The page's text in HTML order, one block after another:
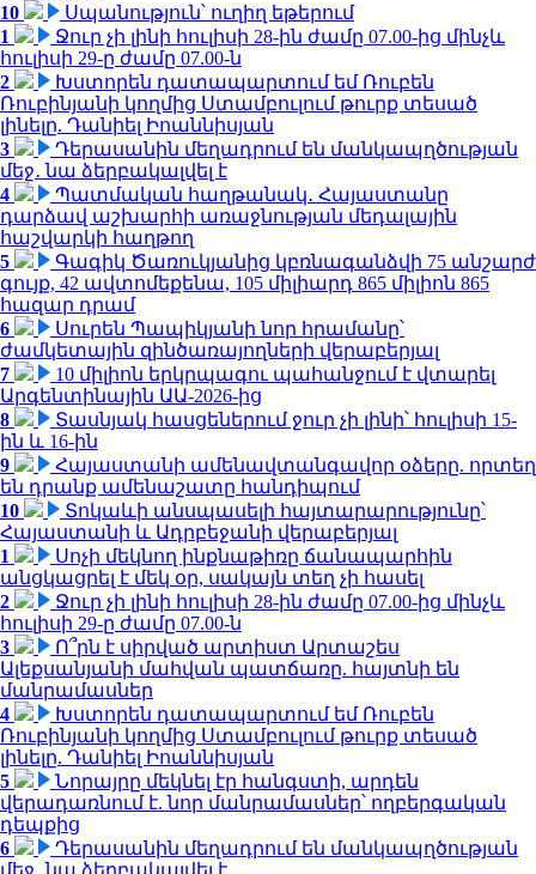
10
Սպանություն՝ ուղիղ եթերում
1
Ջուր չի լինի հուլիսի 28-ին ժամը 07.00-ից մինչև
հուլիսի 29-ը ժամը 07.00-ն
2
Խստորեն դատապարտում եմ Ռուբեն
Ռուբինյանի կողմից Ստամբուլում թուրք տեսած
լինելը. Դանիել Իոաննիսյան
3
Դերասանին մեղադրում են մանկապղծության
մեջ․ նա ձերբակալվել է
4
Պատմական հաղթանակ․ Հայաստանը
դարձավ աշխարհի առաջնության մեդալային
հաշվարկի հաղթող
5
Գագիկ Ծառուկյանից կբռնագանձվի 75 անշարժ
գույք, 42 ավտոմեքենա, 105 միլիարդ 865 միլիոն 865
հազար դրամ
6
Սուրեն Պապիկյանի նոր հրամանը՝
ժամկետային զինծառայողների վերաբերյալ
7
10 միլիոն երկրպագու պահանջում է վտարել
Արգենտինային ԱԱ-2026-ից
8
Տասնյակ հասցեներում ջուր չի լինի՝ հուլիսի 15-
ին և 16-ին
9
Հայաստանի ամենավտանգավոր օձերը. որտեղ
են դրանք ամենաշատը հանդիպում
10
Տոկաևի անսպասելի հայտարարությունը՝
Հայաստանի և Ադրբեջանի վերաբերյալ
1
Սոչի մեկնող ինքնաթիռը ճանապարհին
անցկացրել է մեկ օր, սակայն տեղ չի հասել
2
Ջուր չի լինի հուլիսի 28-ին ժամը 07.00-ից մինչև
հուլիսի 29-ը ժամը 07.00-ն
3
Ո՞րն է սիրված արտիստ Արտաշես
Ալեքսանյանի մահվան պատճառը. հայտնի են
մանրամասներ
4
Խստորեն դատապարտում եմ Ռուբեն
Ռուբինյանի կողմից Ստամբուլում թուրք տեսած
լինելը. Դանիել Իոաննիսյան
5
Նորայրը մեկնել էր հանգստի, արդեն
վերադառնում է. նոր մանրամասներ՝ ողբերգական
դեպքից
6
Դերասանին մեղադրում են մանկապղծության
մեջ․ նա ձերբակալվել է